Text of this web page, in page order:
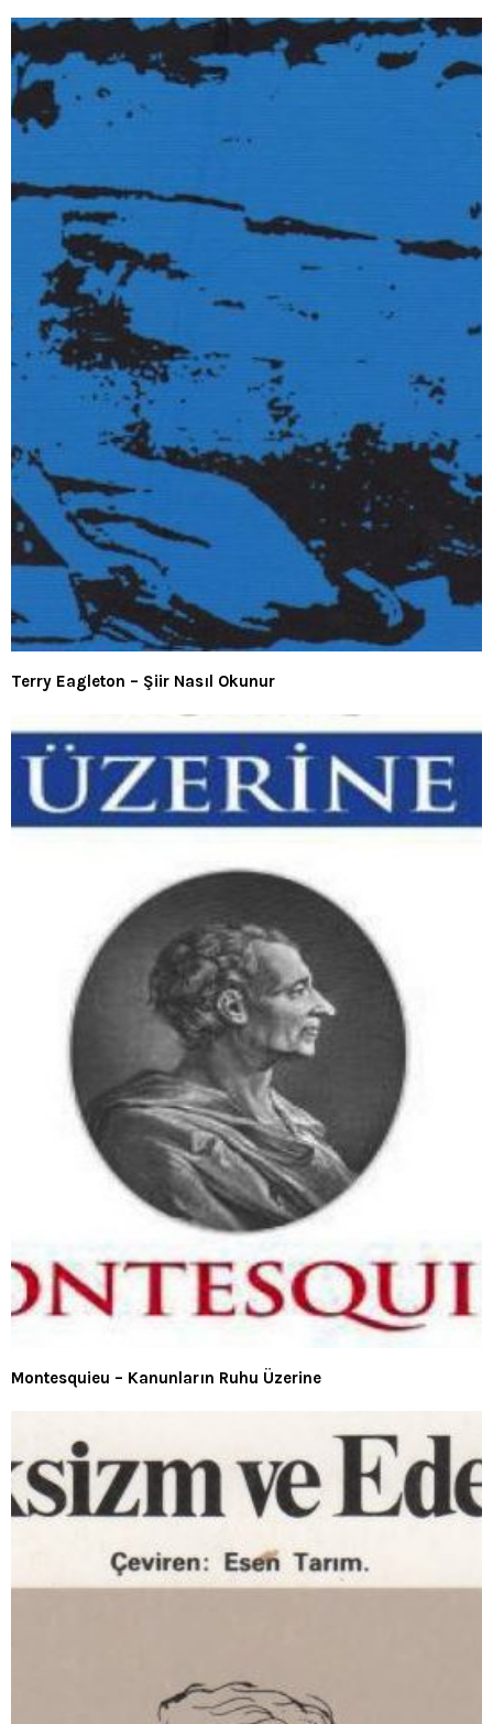
Terry Eagleton – Şiir Nasıl Okunur
Montesquieu – Kanunların Ruhu Üzerine